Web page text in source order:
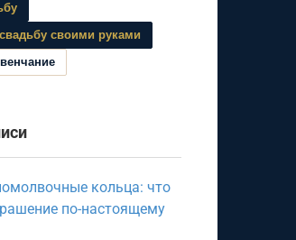
своими руками
кольца: что
по-настоящему